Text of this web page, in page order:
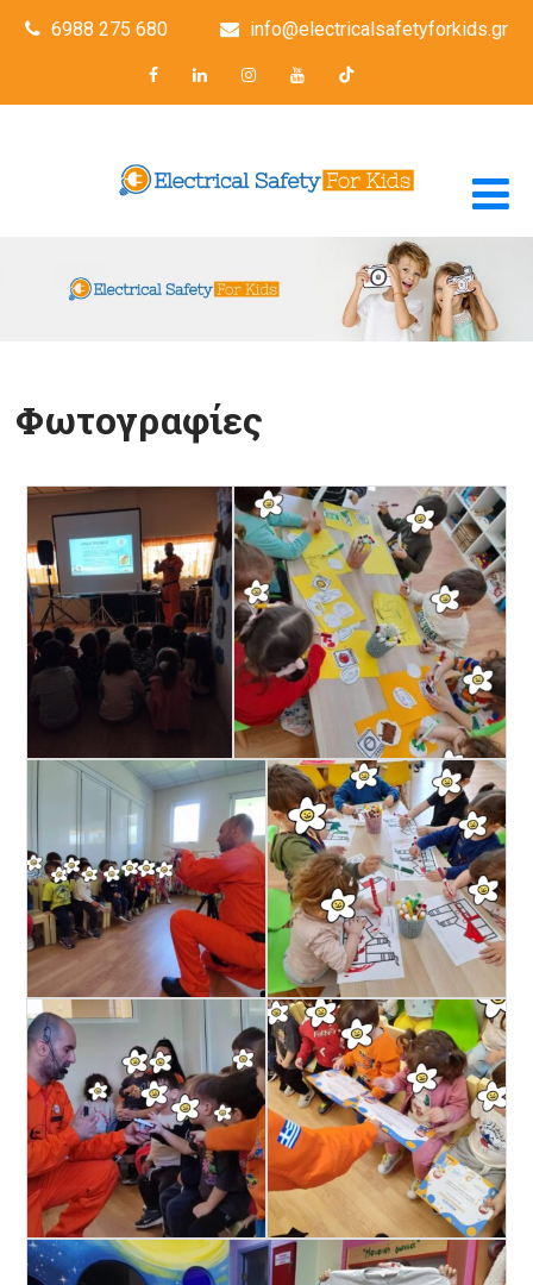
6988 275 680 info@electricalsafetyforkids.gr
Φωτογραφίες